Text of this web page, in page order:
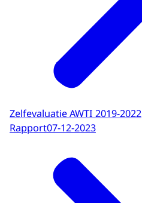
Zelfevaluatie AWTI 2019-2022
Rapport07-12-2023